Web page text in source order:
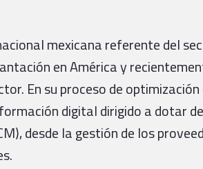
mexicana referente del
en América y
En su proceso de
digital dirigido a dotar
desde la gestión de los